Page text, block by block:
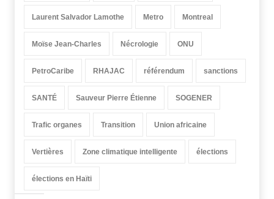
Laurent Salvador Lamothe Metro Montreal
Moïse Jean-Charles Nécrologie ONU
PetroCaribe RHAJAC référendum sanctions
SANTÉ Sauveur Pierre Étienne SOGENER
Trafic organes Transition Union africaine
Vertières Zone climatique intelligente élections
élections en Haïti